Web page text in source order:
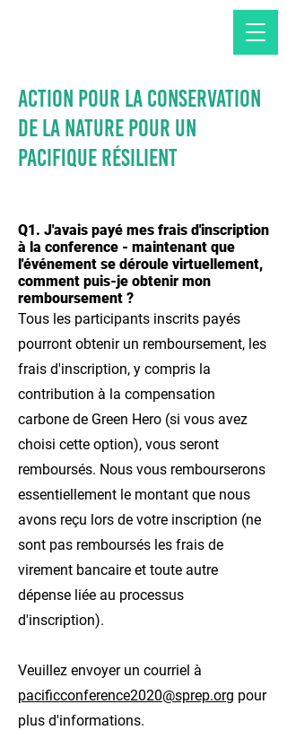
Action pour la conservation
de la nature pour un
Pacifique résilient
Q1. J'avais payé mes frais d'inscription
à la conference - maintenant que
l'événement se déroule virtuellement,
comment puis-je obtenir mon
remboursement ?
Tous les participants inscrits payés
pourront obtenir un remboursement, les
frais d'inscription, y compris la
contribution à la compensation
carbone de Green Hero (si vous avez
choisi cette option), vous seront
remboursés. Nous vous rembourserons
essentiellement le montant que nous
avons reçu lors de votre inscription (ne
sont pas remboursés les frais de
virement bancaire et toute autre
dépense liée au processus
d'inscription).
Veuillez envoyer un courriel à
pacificconference2020@sprep.org pour
plus d'informations.